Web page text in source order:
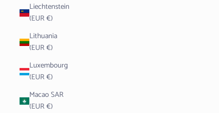
Liechtenstein
(EUR €)
Lithuania
(EUR €)
Luxembourg
(EUR €)
Macao SAR
(EUR €)